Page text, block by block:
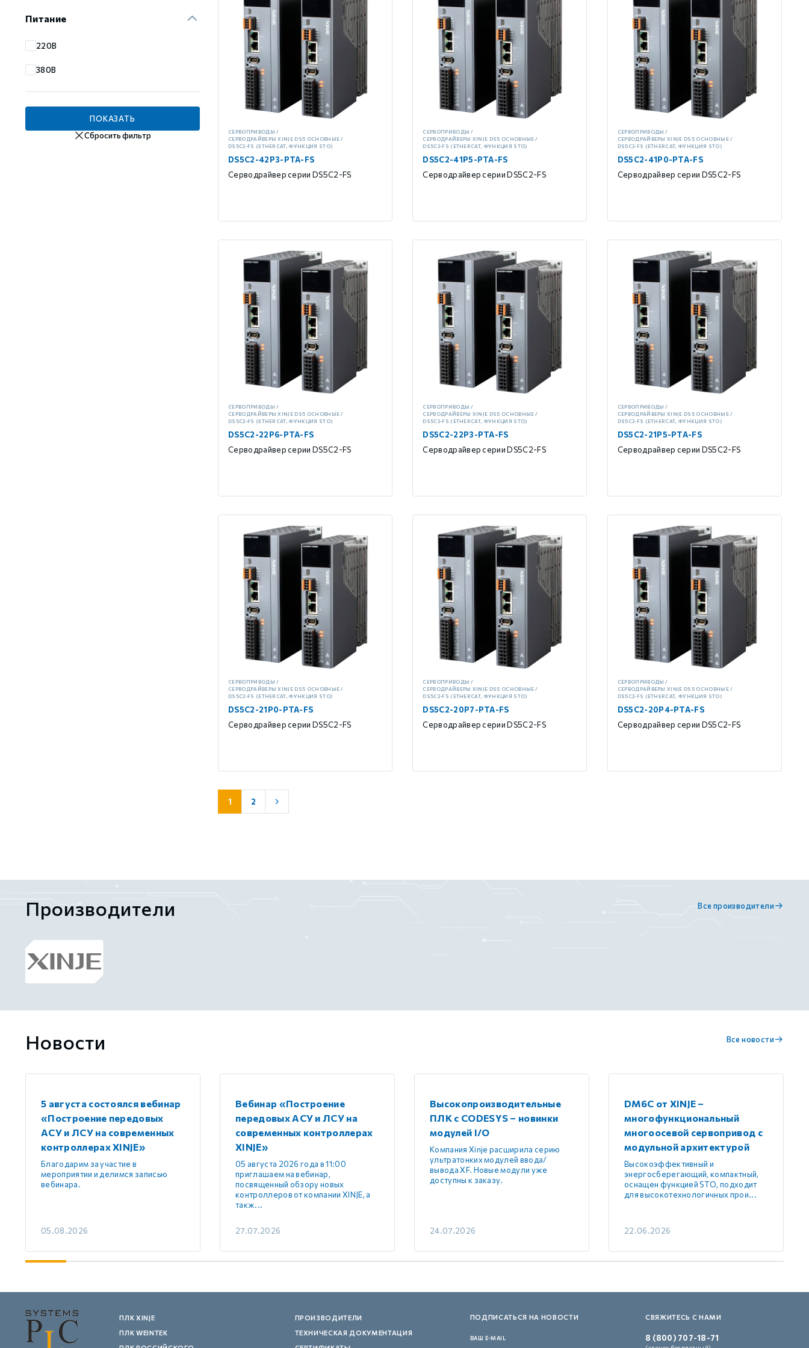
Питание
220В
380В
ПОКАЗАТЬ
Сбросить фильтр
СЕРВОПРИВОДЫ
СЕРВОДРАЙВЕРЫ XINJE DS5 ОСНОВНЫЕ
DS5C2-FS (ETHERCAT, ФУНКЦИЯ STO)
DS5C2-42P3-PTA-FS
Серводрайвер серии DS5C2-FS
СЕРВОПРИВОДЫ
СЕРВОДРАЙВЕРЫ XINJE DS5 ОСНОВНЫЕ
DS5C2-FS (ETHERCAT, ФУНКЦИЯ STO)
DS5C2-41P5-PTA-FS
Серводрайвер серии DS5C2-FS
СЕРВОПРИВОДЫ
СЕРВОДРАЙВЕРЫ XINJE DS5 ОСНОВНЫЕ
DS5C2-FS (ETHERCAT, ФУНКЦИЯ STO)
DS5C2-41P0-PTA-FS
Серводрайвер серии DS5C2-FS
СЕРВОПРИВОДЫ
СЕРВОДРАЙВЕРЫ XINJE DS5 ОСНОВНЫЕ
DS5C2-FS (ETHERCAT, ФУНКЦИЯ STO)
DS5C2-22P6-PTA-FS
Серводрайвер серии DS5C2-FS
СЕРВОПРИВОДЫ
СЕРВОДРАЙВЕРЫ XINJE DS5 ОСНОВНЫЕ
DS5C2-FS (ETHERCAT, ФУНКЦИЯ STO)
DS5C2-22P3-PTA-FS
Серводрайвер серии DS5C2-FS
СЕРВОПРИВОДЫ
СЕРВОДРАЙВЕРЫ XINJE DS5 ОСНОВНЫЕ
DS5C2-FS (ETHERCAT, ФУНКЦИЯ STO)
DS5C2-21P5-PTA-FS
Серводрайвер серии DS5C2-FS
СЕРВОПРИВОДЫ
СЕРВОДРАЙВЕРЫ XINJE DS5 ОСНОВНЫЕ
DS5C2-FS (ETHERCAT, ФУНКЦИЯ STO)
DS5C2-21P0-PTA-FS
Серводрайвер серии DS5C2-FS
СЕРВОПРИВОДЫ
СЕРВОДРАЙВЕРЫ XINJE DS5 ОСНОВНЫЕ
DS5C2-FS (ETHERCAT, ФУНКЦИЯ STO)
DS5C2-20P7-PTA-FS
Серводрайвер серии DS5C2-FS
СЕРВОПРИВОДЫ
СЕРВОДРАЙВЕРЫ XINJE DS5 ОСНОВНЫЕ
DS5C2-FS (ETHERCAT, ФУНКЦИЯ STO)
DS5C2-20P4-PTA-FS
Серводрайвер серии DS5C2-FS
1 2
Производители Все производители
Новости Все новости
5 августа состоялся вебинар
«Построение передовых
АСУ и ЛСУ на современных
контроллерах XINJE»
Благодарим за участие в
мероприятии и делимся записью
вебинара.
05.08.2026
Вебинар «Построение
передовых АСУ и ЛСУ на
современных контроллерах
XINJE»
05 августа 2026 года в 11:00
приглашаем на вебинар,
посвященный обзору новых
контроллеров от компании XINJE, а
такж...
27.07.2026
Высокопроизводительные
ПЛК с CODESYS – новинки
модулей I/O
Компания Xinje расширила серию
ультратонких модулей ввода/
вывода XF. Новые модули уже
доступны к заказу.
24.07.2026
DM6C от XINJE –
многофункциональный
многоосевой сервопривод с
модульной архитектурой
Высокоэффективный и
энергосберегающий, компактный,
оснащен функцией STO, подходит
для высокотехнологичных прои...
22.06.2026
ПЛК XINJE
ПЛК WEINTEK
ПРОИЗВОДИТЕЛИ
ТЕХНИЧЕСКАЯ ДОКУМЕНТАЦИЯ
ПОДПИСАТЬСЯ НА НОВОСТИ
ВАШ E-MAIL
СВЯЖИТЕСЬ С НАМИ
8 (800) 707-18-71
GCAN